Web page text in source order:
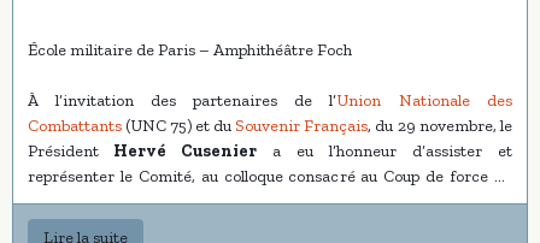
École militaire de Paris – Amphithéâtre Foch
À l’invitation des partenaires de l’Union Nationale des
Combattants (UNC 75) et du Souvenir Français, du 29 novembre, le
Président Hervé Cusenier a eu l’honneur d’assister et
représenter le Comité, au colloque consacré au Coup de force en
Indochine (1945-1950), organisé à l’École Militaire de Paris, dans le
cadre solennel de l’amphithéâtre Foch.
Lire la suite